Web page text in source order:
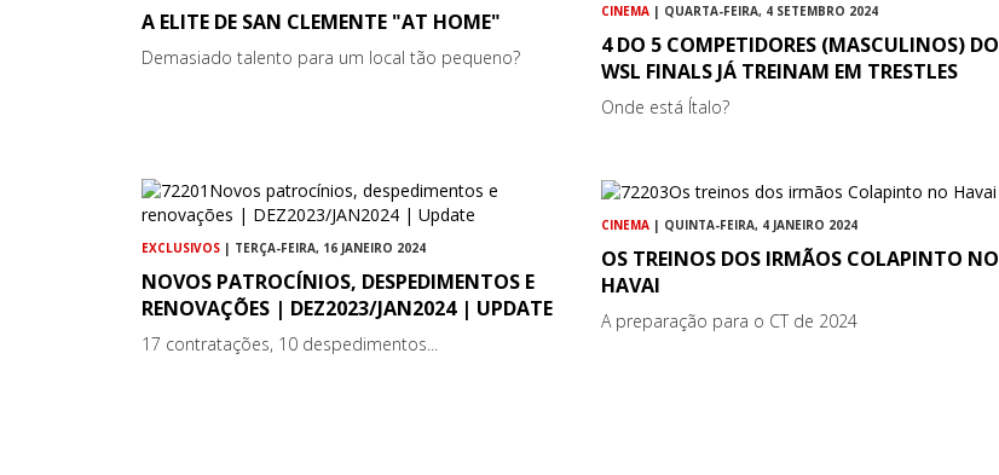
A ELITE DE SAN CLEMENTE "AT HOME"
Demasiado talento para um local tão pequeno?
CINEMA | QUARTA-FEIRA, 4 SETEMBRO 2024
4 DO 5 COMPETIDORES (MASCULINOS) DO
WSL FINALS JÁ TREINAM EM TRESTLES
Onde está Ítalo?
EXCLUSIVOS | TERÇA-FEIRA, 16 JANEIRO 2024
NOVOS PATROCÍNIOS, DESPEDIMENTOS E
RENOVAÇÕES | DEZ2023/JAN2024 | UPDATE
17 contratações, 10 despedimentos...
CINEMA | QUINTA-FEIRA, 4 JANEIRO 2024
OS TREINOS DOS IRMÃOS COLAPINTO NO
HAVAI
A preparação para o CT de 2024